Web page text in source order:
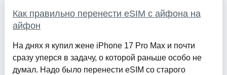
Как правильно перенести eSIM с айфона на
айфон
На днях я купил жене iPhone 17 Pro Max и почти
сразу уперся в задачу, о которой раньше особо не
думал. Надо было перенести eSIM со старого